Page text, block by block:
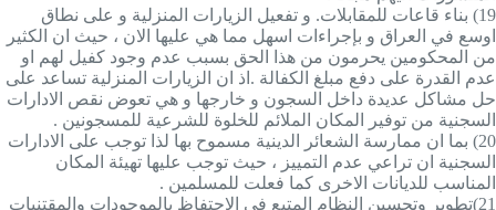
19)
بناء قاعات للمقابلات. و تفعيل الزيارات المنزلية و على نطاق
اوسع في العراق و بإجراءات اسهل مما هي عليها الان ، حيث ان الكثير
من المحكومين يحرمون من هذا الحق بسبب عدم وجود كفيل لهم او
عدم القدرة على دفع مبلغ الكفالة .اذ ان الزيارات المنزلية تساعد على
حل مشاكل عديدة داخل السجون و خارجها و هي تعوض نقص الادارات
السجنية من توفير المكان الملائم للخلوة للشرعية للمسجونين .
20)
بما ان ممارسة الشعائر الدينية مسموح بها لذا توجب على الادارات
السجنية ان تراعي عدم التمييز ، حيث توجب عليها تهيئة المكان
المناسب للديانات الاخرى كما فعلت للمسلمين .
21) تطوير وتحسين النظام المتبع في الاحتفاظ بالموجودات والمقتنيات